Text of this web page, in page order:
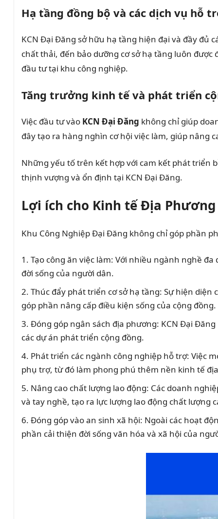
Hạ tầng đồng bộ và các dịch vụ hỗ
KCN Đại Đăng sở hữu hạ tầng hiện đại và đầy đủ
chất thải, đến bảo dưỡng cơ sở hạ tầng luôn
đầu tư tại khu công nghiệp.
Tăng trưởng kinh tế và phát triển
Việc đầu tư vào KCN Đại Đăng không chỉ giúp
đây tạo ra hàng nghìn cơ hội việc làm, giúp nâng
Những yếu tố trên kết hợp với cam kết phát triển
thịnh vượng và ổn định tại KCN Đại Đăng.
Lợi ích cho Kinh tế Địa
Khu Công Nghiệp Đại Đăng không chỉ góp phần
Tạo công ăn việc làm: Với nhiều ngành nghề
đời sống của người dân.
Thúc đẩy phát triển cơ sở hạ tầng: Sự hiện
góp phần nâng cấp điều kiện sống của cộng đồng.
Đóng góp ngân sách địa phương: KCN Đại
các dự án phát triển cộng đồng.
Phát triển các ngành công nghiệp hỗ trợ: Việc
phụ trợ, từ đó làm phong phú thêm nền kinh tế
Nâng cao chất lượng lao động: Các doanh
và tay nghề, tạo ra lực lượng lao động chất lượng
Đóng góp vào an sinh xã hội: Ngoài các hoạt
phần cải thiện đời sống văn hóa và xã hội của